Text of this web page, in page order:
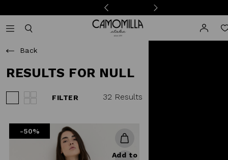
Camomilla Italia®
Back
RESULTS FOR NULL
FILTER 32 Results
-50%
Add to